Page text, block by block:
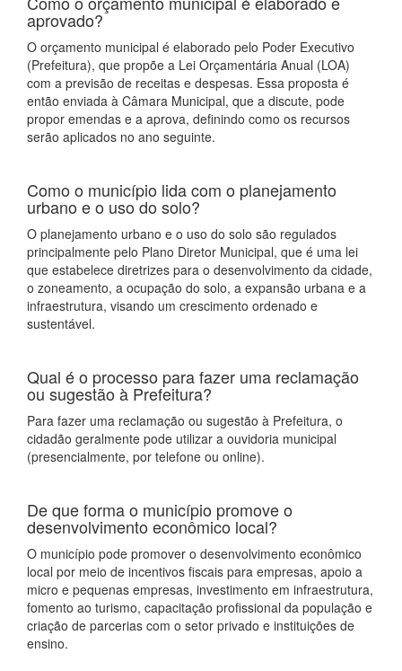
aprovado?
O orçamento municipal é elaborado pelo Poder Executivo
(Prefeitura), que propõe a Lei Orçamentária Anual (LOA)
com a previsão de receitas e despesas. Essa proposta é
então enviada à Câmara Municipal, que a discute, pode
propor emendas e a aprova, definindo como os recursos
serão aplicados no ano seguinte.
Como o município lida com o planejamento
urbano e o uso do solo?
O planejamento urbano e o uso do solo são regulados
principalmente pelo Plano Diretor Municipal, que é uma lei
que estabelece diretrizes para o desenvolvimento da cidade,
o zoneamento, a ocupação do solo, a expansão urbana e a
infraestrutura, visando um crescimento ordenado e
sustentável.
Qual é o processo para fazer uma reclamação
ou sugestão à Prefeitura?
Para fazer uma reclamação ou sugestão à Prefeitura, o
cidadão geralmente pode utilizar a ouvidoria municipal
(presencialmente, por telefone ou online).
De que forma o município promove o
desenvolvimento econômico local?
O município pode promover o desenvolvimento econômico
local por meio de incentivos fiscais para empresas, apoio a
micro e pequenas empresas, investimento em infraestrutura,
fomento ao turismo, capacitação profissional da população e
criação de parcerias com o setor privado e instituições de
ensino.